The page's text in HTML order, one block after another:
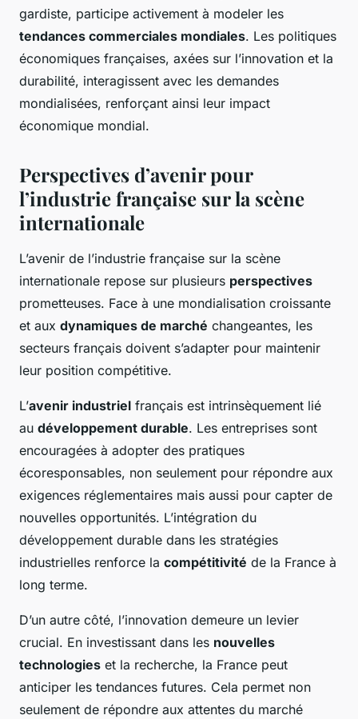
gardiste, participe activement à modeler les
tendances commerciales mondiales. Les politiques
économiques françaises, axées sur l’innovation et la
durabilité, interagissent avec les demandes
mondialisées, renforçant ainsi leur impact
économique mondial.
Perspectives d’avenir pour
l’industrie française sur la scène
internationale
L’avenir de l’industrie française sur la scène
internationale repose sur plusieurs perspectives
prometteuses. Face à une mondialisation croissante
et aux dynamiques de marché changeantes, les
secteurs français doivent s’adapter pour maintenir
leur position compétitive.
L’avenir industriel français est intrinsèquement lié
au développement durable. Les entreprises sont
encouragées à adopter des pratiques
écoresponsables, non seulement pour répondre aux
exigences réglementaires mais aussi pour capter de
nouvelles opportunités. L’intégration du
développement durable dans les stratégies
industrielles renforce la compétitivité de la France à
long terme.
D’un autre côté, l’innovation demeure un levier
crucial. En investissant dans les nouvelles
technologies et la recherche, la France peut
anticiper les tendances futures. Cela permet non
seulement de répondre aux attentes du marché